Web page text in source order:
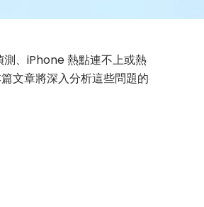
、iPhone 熱點連不上或熱
文章將深入分析這些問題的